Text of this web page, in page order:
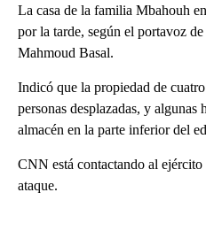
La casa de la familia Mbahouh
por la tarde, según el portavoz
Mahmoud Basal.
Indicó que la propiedad de
personas desplazadas, y algunas
almacén en la parte inferior del
CNN está contactando al
ataque.